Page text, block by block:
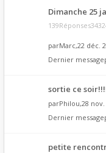
Dimanche 25
parMarc,22 déc.
Dernier
sortie ce
parPhilou,28 nov.
Dernier
petite